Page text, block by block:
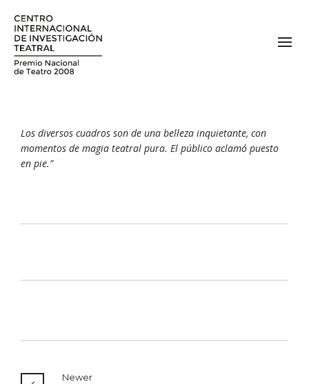
Los diversos cuadros son de una belleza inquietante, con
momentos de magia teatral pura. El público aclamó puesto
en pie.”
Newer